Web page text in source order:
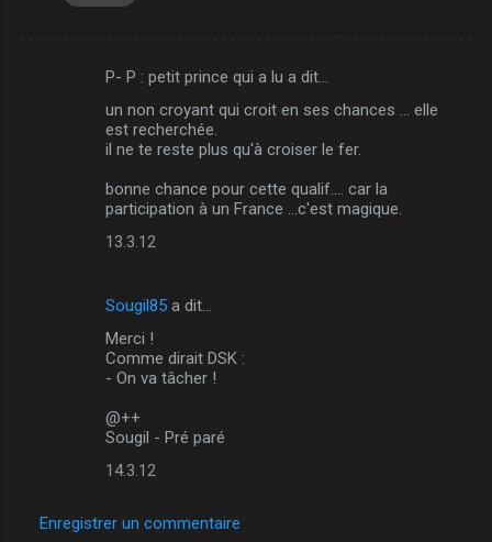
P- P : petit prince qui a lu a dit…
un non croyant qui croit en ses chances ... elle
est recherchée.
il ne te reste plus qu'à croiser le fer.
bonne chance pour cette qualif.... car la
participation à un France ...c'est magique.
13.3.12
Sougil85 a dit…
Merci !
Comme dirait DSK :
- On va tâcher !
@++
Sougil - Pré paré
14.3.12
Enregistrer un commentaire